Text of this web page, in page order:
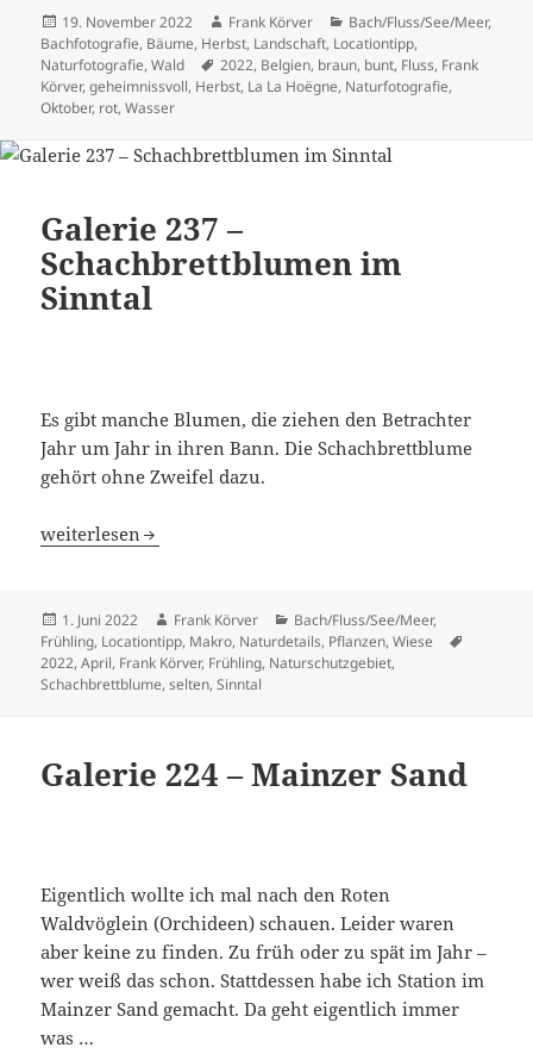
Veröffentlicht
am
19. November 2022 Autor
Frank Körver Kategorien
Bach/Fluss/See/Meer,
Bachfotografie, Bäume, Herbst, Landschaft, Locationtipp,
Naturfotografie,Wald Schlagwörter
2022, Belgien, braun, bunt, Fluss, Frank
Körver,geheimnissvoll, Herbst, La La Hoëgne, Naturfotografie,
Oktober, rot,Wasser
Galerie 237 –
Schachbrettblumen im
Sinntal
Es gibt manche Blumen, die ziehen den Betrachter
Jahr um Jahr in ihren Bann. Die Schachbrettblume
gehört ohne Zweifel dazu.
Galerie 237 – Schachbrettblumen im Sinntal
weiterlesen
Veröffentlicht
am
1. Juni 2022 Autor
Frank Körver Kategorien
Bach/Fluss/See/Meer,
Frühling, Locationtipp, Makro, Naturdetails, Pflanzen,Wiese
2022,April, Frank Körver, Frühling, Naturschutzgebiet,
Schachbrettblume,selten,Sinntal
Galerie 224 – Mainzer Sand
Eigentlich wollte ich mal nach den Roten
Waldvöglein (Orchideen) schauen. Leider waren
aber keine zu finden. Zu früh oder zu spät im Jahr –
wer weiß das schon. Stattdessen habe ich Station im
Mainzer Sand gemacht. Da geht eigentlich immer
was …